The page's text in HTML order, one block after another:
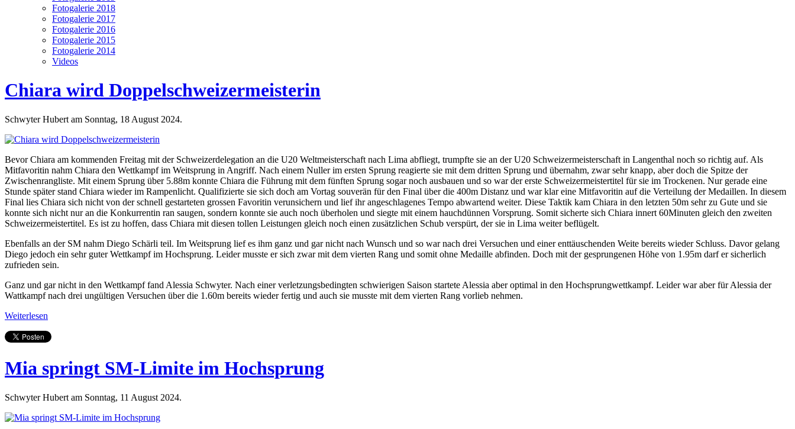
Fotogalerie 2018
Fotogalerie 2017
Fotogalerie 2016
Fotogalerie 2015
Fotogalerie 2014
Videos
Chiara wird Doppelschweizermeisterin
Schwyter Hubert am Sonntag, 18 August 2024.
Bevor Chiara am kommenden Freitag mit der Schweizerdelegation an die U20 Weltmeisterschaft nach Lima abfliegt, trumpfte sie an der U20 Schweizermeisterschaft in Langenthal noch so richtig auf. Als
Mitfavoritin nahm Chiara den Wettkampf im Weitsprung in Angriff. Nach einem Nuller im ersten Sprung reagierte sie mit dem dritten Sprung und übernahm, zwar sehr knapp, aber doch die Spitze der
Zwischenrangliste. Mit einem Sprung über 5.88m konnte Chiara die Führung mit dem fünften Sprung sogar noch ausbauen und so war der erste Schweizermeistertitel für sie im Trockenen. Nur gerade eine
Stunde später stand Chiara wieder im Rampenlicht. Qualifizierte sie sich doch am Vortag souverän für den Final über die 400m Distanz und war klar eine Mitfavoritin auf die Verteilung der Medaillen. In diesem
Final lies Chiara sich nicht von der schnell gestarteten grossen Favoritin verunsichern und lief ihr angeschlagenes Tempo abwartend weiter. Diese Taktik kam Chiara in den letzten 50m sehr zu Gute und sie
konnte sich nicht nur an die Konkurrentin ran saugen, sondern konnte sie auch noch überholen und siegte mit einem hauchdünnen Vorsprung. Somit sicherte sich Chiara innert 60Minuten gleich den zweiten
Schweizermeistertitel. Es ist zu hoffen, dass Chiara mit diesen tollen Leistungen gleich noch einen zusätzlichen Schub verspürt, der sie in Lima weiter beflügelt.
Ebenfalls an der SM nahm Diego Schärli teil. Im Weitsprung lief es ihm ganz und gar nicht nach Wunsch und so war nach drei Versuchen und einer enttäuschenden Weite bereits wieder Schluss. Davor gelang
Diego jedoch ein sehr guter Wettkampf im Hochsprung. Leider musste er sich zwar mit dem vierten Rang und somit ohne Medaille abfinden. Doch mit der gesprungenen Höhe von 1.95m darf er sicherlich
zufrieden sein.
Ganz und gar nicht in den Wettkampf fand Alessia Schwyter. Nach einer verletzungsbedingten schwierigen Saison startete Alessia aber optimal in den Hochsprungwettkampf. Leider war aber für Alessia der
Wattkampf nach drei ungültigen Versuchen über die 1.60m bereits wieder fertig und auch sie musste mit dem vierten Rang vorlieb nehmen.
Weiterlesen
Mia springt SM-Limite im Hochsprung
Schwyter Hubert am Sonntag, 11 August 2024.